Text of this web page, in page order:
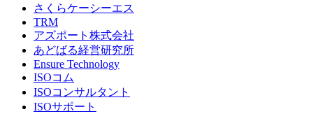
さくらケーシーエス
TRM
アズポート株式会社
あどばる経営研究所
Ensure Technology
ISOコム
ISOコンサルタント
ISOサポート